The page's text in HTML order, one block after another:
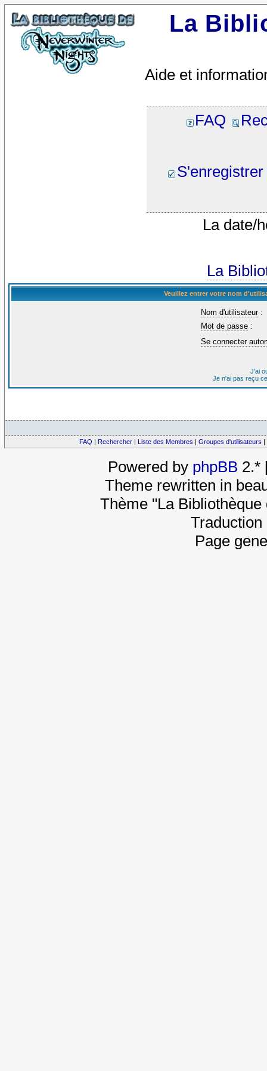
La
Aide et
FAQ
S'enregistrer
La date/
La
Veuillez entrer votre nom
Nom d'utilisateur:
Mot de passe :
Se connecter
J'ai
Je n'ai pas reçu
FAQ | Rechercher | Liste des Membres | Groupes d'utilisateurs |
Powered by phpBB 2.*
Theme rewritten in
Thème "La
Page